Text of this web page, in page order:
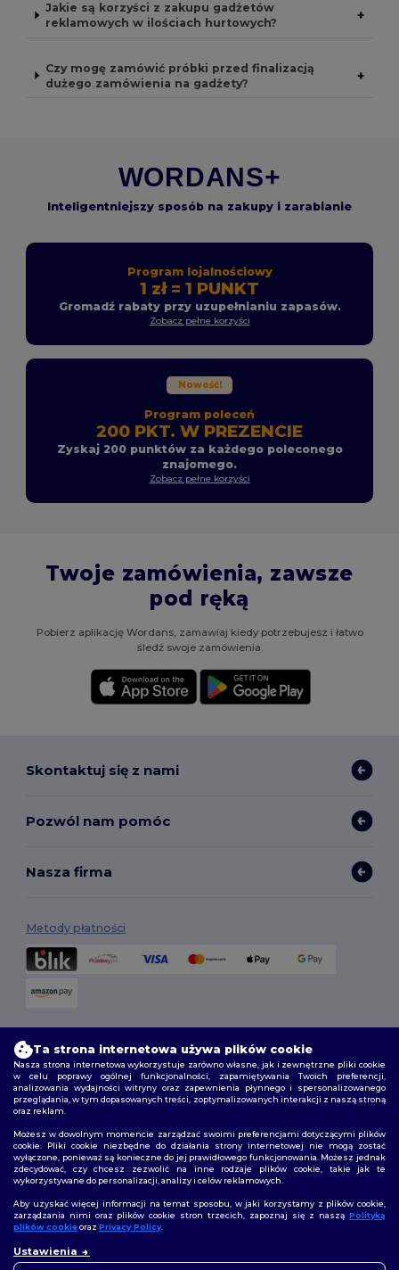
Jakie są korzyści z zakupu gadżetów
reklamowych w ilościach hurtowych?
+
Czy mogę zamówić próbki przed finalizacją
dużego zamówienia na gadżety?
+
WORDANS+
Inteligentniejszy sposób na zakupy i zarabianie
Program lojalnościowy
1 zł = 1 PUNKT
Gromadź rabaty przy uzupełnianiu zapasów.
Zobacz pełne korzyści
Nowość!
Program poleceń
200 PKT. W PREZENCIE
Zyskaj 200 punktów za każdego poleconego
znajomego.
Zobacz pełne korzyści
Twoje zamówienia, zawsze
pod ręką
Pobierz aplikację Wordans, zamawiaj kiedy potrzebujesz i łatwo
śledź swoje zamówienia.
Skontaktuj się z nami
Pozwól nam pomóc
Nasza firma
Metody płatności
2026. Wszelkie prawa zastrzeżone
Warunki i Zasady
Polityka plików cookie|Mapa strony
Śledź nas
Ta strona internetowa używa plików cookie
Nasza strona internetowa wykorzystuje zarówno własne, jak i zewnętrzne pliki cookie
w celu poprawy ogólnej funkcjonalności, zapamiętywania Twoich preferencji,
analizowania wydajności witryny oraz zapewnienia płynnego i spersonalizowanego
przeglądania, w tym dopasowanych treści, zoptymalizowanych interakcji z naszą stroną
oraz reklam.
Możesz w dowolnym momencie zarządzać swoimi preferencjami dotyczącymi plików
cookie. Pliki cookie niezbędne do działania strony internetowej nie mogą zostać
wyłączone, ponieważ są konieczne do jej prawidłowego funkcjonowania. Możesz jednak
zdecydować, czy chcesz zezwolić na inne rodzaje plików cookie, takie jak te
wykorzystywane do personalizacji, analizy i celów reklamowych.
Aby uzyskać więcej informacji na temat sposobu, w jaki korzystamy z plików cookie,
zarządzania nimi oraz plików cookie stron trzecich, zapoznaj się z naszą Polityką
plików cookieoraz Privacy Policy.
Ustawienia